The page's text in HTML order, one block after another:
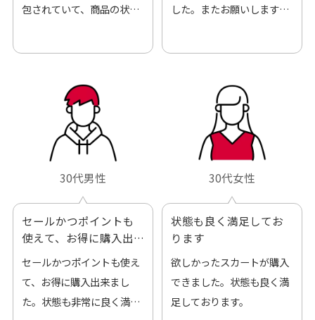
包されていて、商品の状態
した。またお願いします、
30代男性
セールかつポイントも
使えて、お得に購入出
来ました
セールかつポイントも使え
て、お得に購入出来まし
た。状態も非常に良く満足
30代女性
状態も良く満足してお
ります
欲しかったスカートが購入
できました。状態も良く満
足しております。